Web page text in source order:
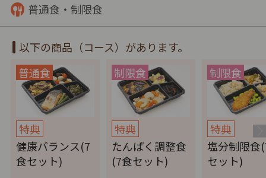
普通食・制限食
以下の商品（コース）があります。
特典
健康バランス(7
食セット)
特典
たんぱく調整食
(7食セット)
特典
塩分制限食
セット)